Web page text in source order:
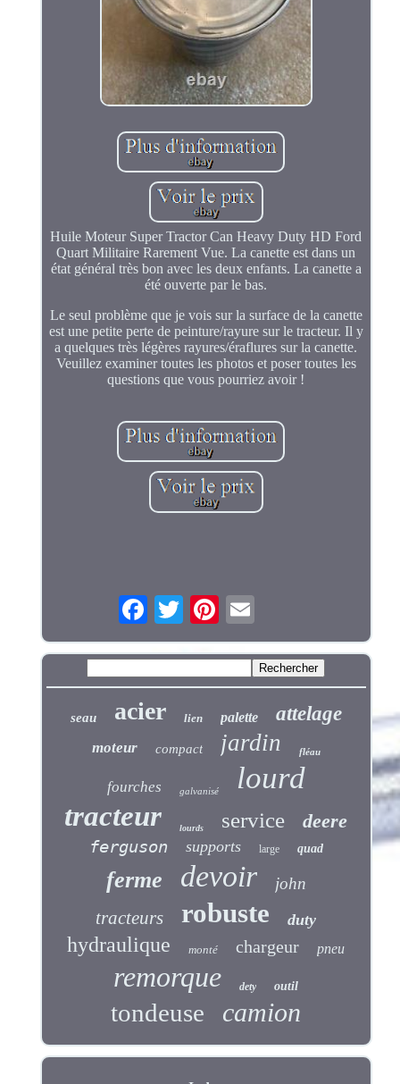
Huile Moteur Super Tractor Can Heavy Duty HD Ford
Quart Militaire Rarement Vue. La canette est dans un
état général très bon avec les deux enfants. La canette a
été ouverte par le bas.
Le seul problème que je vois sur la surface de la canette
est une petite perte de peinture/rayure sur le tracteur. Il y
a quelques très légères rayures/éraflures sur la canette.
Veuillez examiner toutes les photos et poser toutes les
questions que vous pourriez avoir !
seau acier lien palette attelage
moteur compact jardin fléau
fourches galvanisé lourd
tracteur lourds service deere
ferguson supports large quad
ferme devoir john
tracteurs robuste duty
hydraulique monté chargeur pneu
remorque dety outil
tondeuse camion